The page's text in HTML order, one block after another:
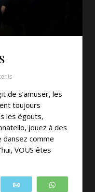
de s’amuser, les
toujours
les égouts,
jouez à des
dansez comme
VOUS êtes